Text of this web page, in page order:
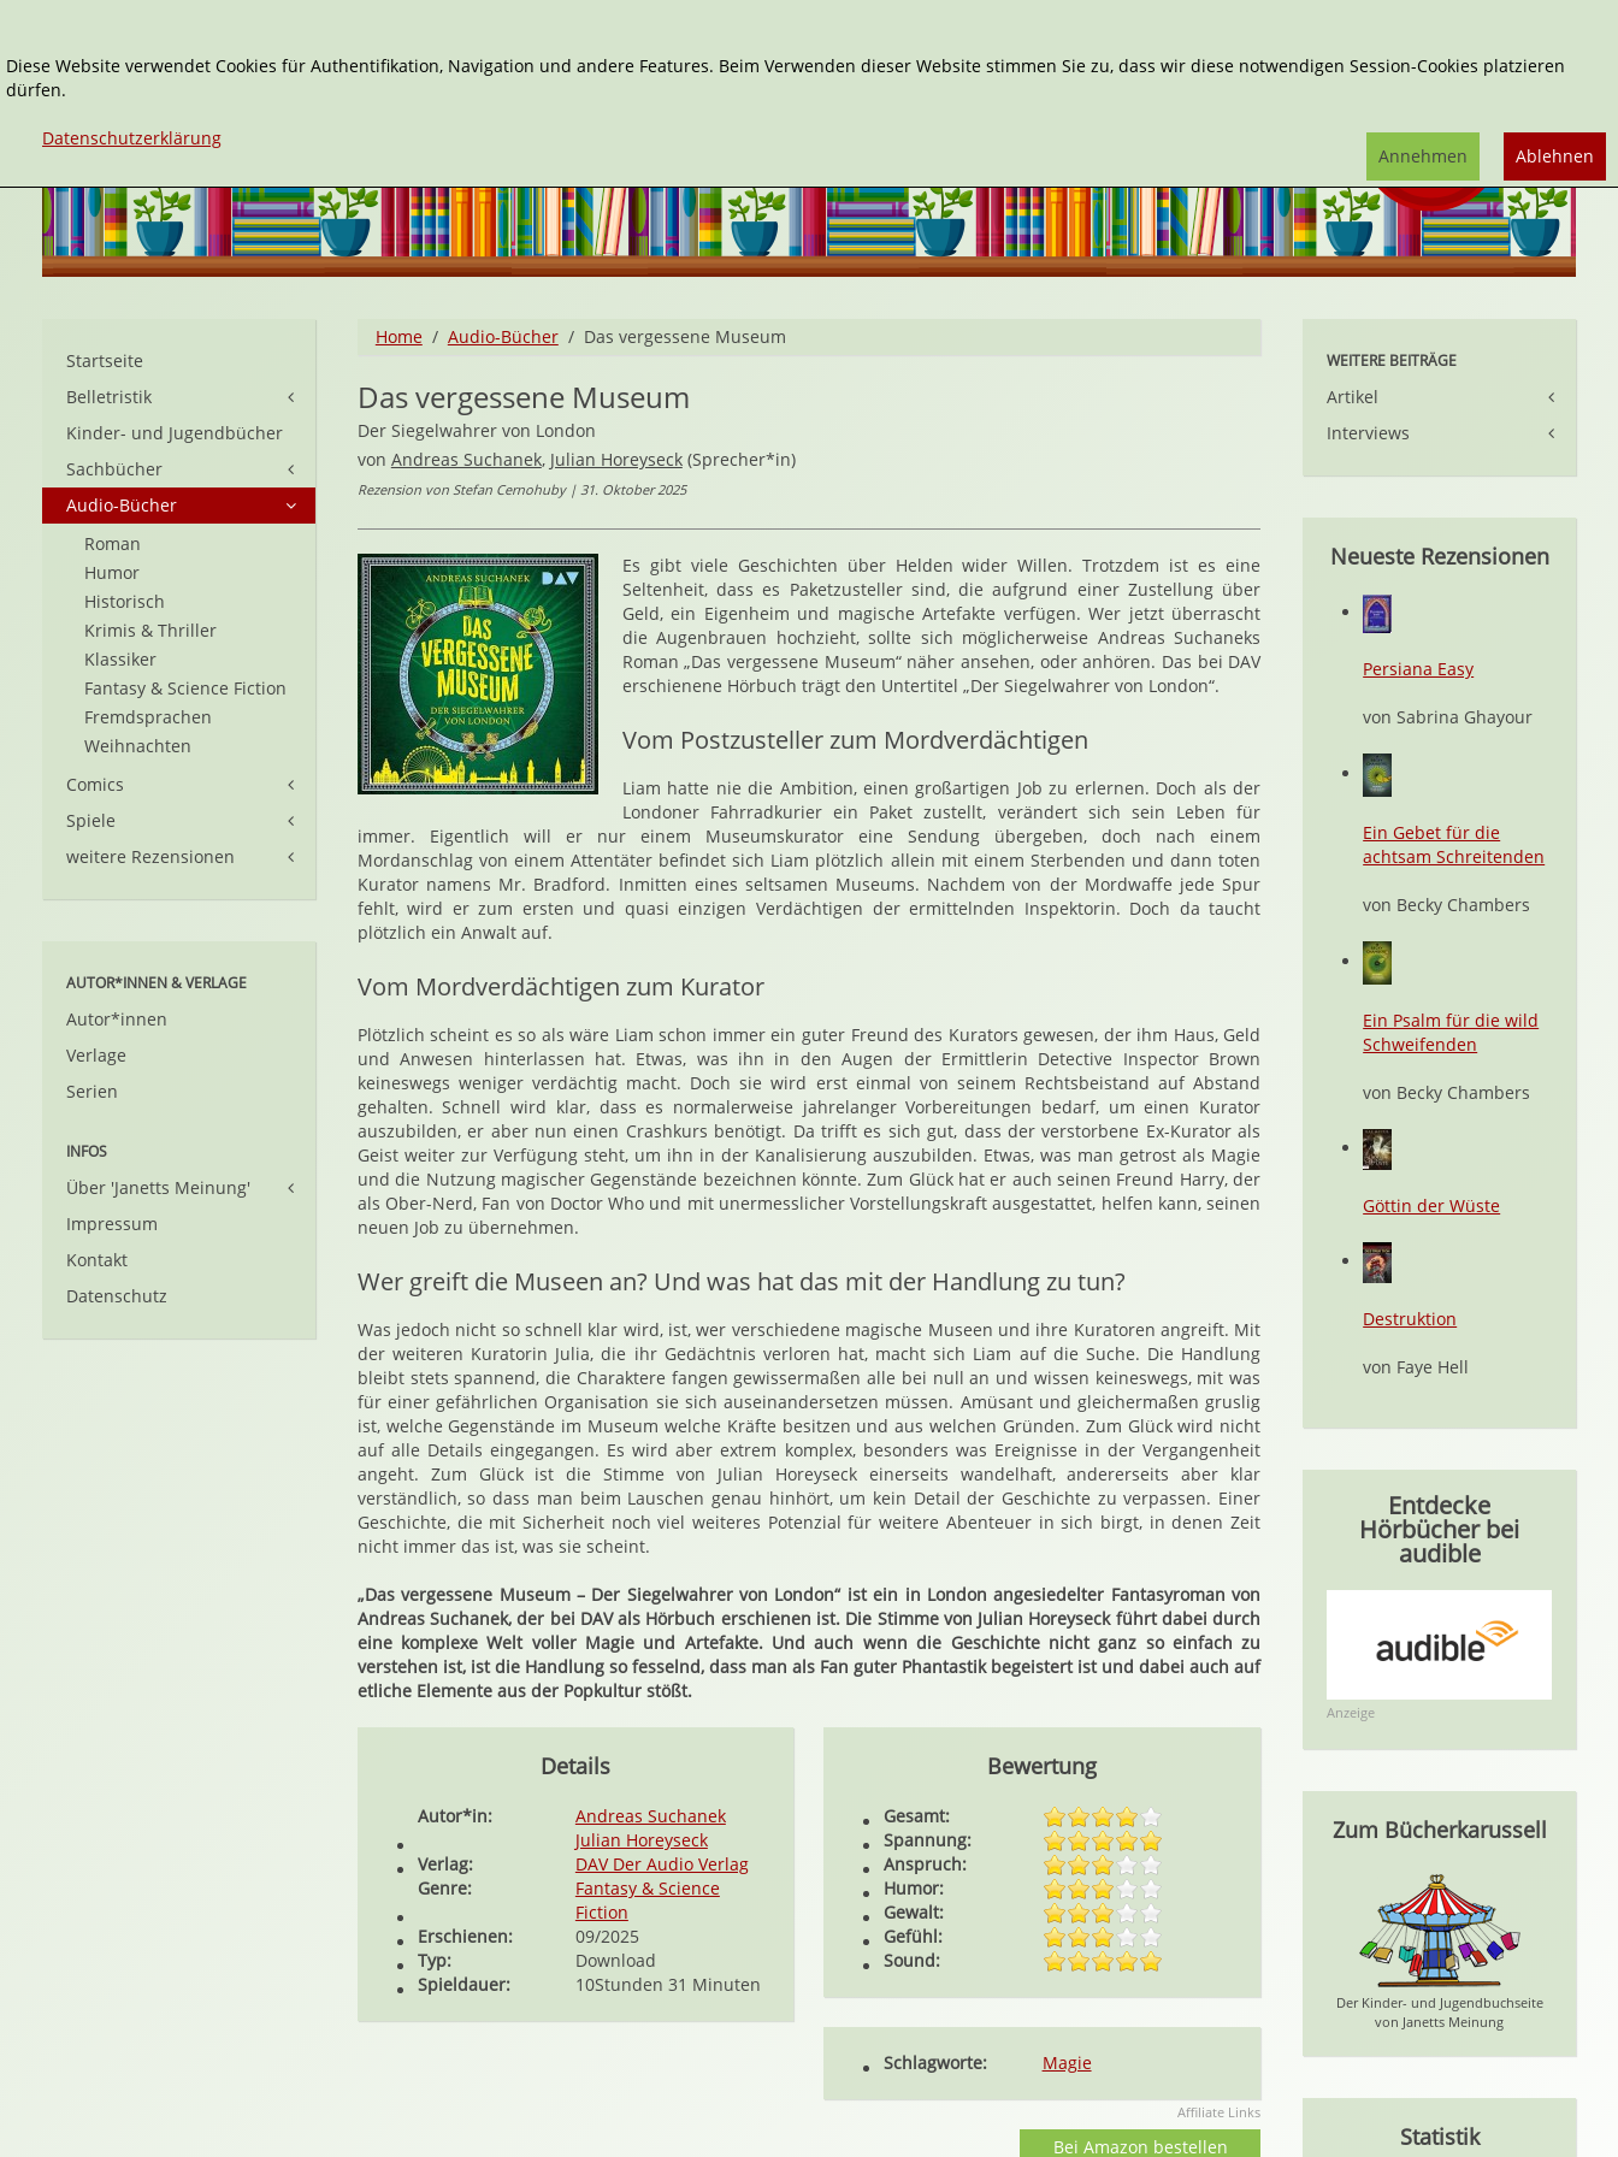
Home Audio-Bücher Das vergessene Museum
Das vergessene Museum
Der Siegelwahrer von London
von Andreas Suchanek, Julian Horeyseck(Sprecher*in)
Rezension von Stefan Cernohuby | 31. Oktober 2025
Es gibt viele Geschichten über Helden wider Willen. Trotzdem ist es eine
Seltenheit, dass es Paketzusteller sind, die aufgrund einer Zustellung über
Geld, ein Eigenheim und magische Artefakte verfügen. Wer jetzt überrascht
die Augenbrauen hochzieht, sollte sich möglicherweise Andreas Suchaneks
Roman „Das vergessene Museum“ näher ansehen, oder anhören. Das bei DAV
erschienene Hörbuch trägt den Untertitel „Der Siegelwahrer von London“.
Vom Postzusteller zum Mordverdächtigen
Liam hatte nie die Ambition, einen großartigen Job zu erlernen. Doch als der
Londoner Fahrradkurier ein Paket zustellt, verändert sich sein Leben für
immer. Eigentlich will er nur einem Museumskurator eine Sendung übergeben, doch nach einem
Mordanschlag von einem Attentäter befindet sich Liam plötzlich allein mit einem Sterbenden und dann toten
Kurator namens Mr. Bradford. Inmitten eines seltsamen Museums. Nachdem von der Mordwaffe jede Spur
fehlt, wird er zum ersten und quasi einzigen Verdächtigen der ermittelnden Inspektorin. Doch da taucht
plötzlich ein Anwalt auf.
Vom Mordverdächtigen zum Kurator
Plötzlich scheint es so als wäre Liam schon immer ein guter Freund des Kurators gewesen, der ihm Haus, Geld
und Anwesen hinterlassen hat. Etwas, was ihn in den Augen der Ermittlerin Detective Inspector Brown
keineswegs weniger verdächtig macht. Doch sie wird erst einmal von seinem Rechtsbeistand auf Abstand
gehalten. Schnell wird klar, dass es normalerweise jahrelanger Vorbereitungen bedarf, um einen Kurator
auszubilden, er aber nun einen Crashkurs benötigt. Da trifft es sich gut, dass der verstorbene Ex-Kurator als
Geist weiter zur Verfügung steht, um ihn in der Kanalisierung auszubilden. Etwas, was man getrost als Magie
und die Nutzung magischer Gegenstände bezeichnen könnte. Zum Glück hat er auch seinen Freund Harry, der
als Ober-Nerd, Fan von Doctor Who und mit unermesslicher Vorstellungskraft ausgestattet, helfen kann, seinen
neuen Job zu übernehmen.
Wer greift die Museen an? Und was hat das mit der Handlung zu tun?
Was jedoch nicht so schnell klar wird, ist, wer verschiedene magische Museen und ihre Kuratoren angreift. Mit
der weiteren Kuratorin Julia, die ihr Gedächtnis verloren hat, macht sich Liam auf die Suche. Die Handlung
bleibt stets spannend, die Charaktere fangen gewissermaßen alle bei null an und wissen keineswegs, mit was
für einer gefährlichen Organisation sie sich auseinandersetzen müssen. Amüsant und gleichermaßen gruslig
ist, welche Gegenstände im Museum welche Kräfte besitzen und aus welchen Gründen. Zum Glück wird nicht
auf alle Details eingegangen. Es wird aber extrem komplex, besonders was Ereignisse in der Vergangenheit
angeht. Zum Glück ist die Stimme von Julian Horeyseck einerseits wandelhaft, andererseits aber klar
verständlich, so dass man beim Lauschen genau hinhört, um kein Detail der Geschichte zu verpassen. Einer
Geschichte, die mit Sicherheit noch viel weiteres Potenzial für weitere Abenteuer in sich birgt, in denen Zeit
nicht immer das ist, was sie scheint.
„Das vergessene Museum – Der Siegelwahrer von London“ ist ein in London angesiedelter Fantasyroman von
Andreas Suchanek, der bei DAV als Hörbuch erschienen ist. Die Stimme von Julian Horeyseck führt dabei durch
eine komplexe Welt voller Magie und Artefakte. Und auch wenn die Geschichte nicht ganz so einfach zu
verstehen ist, ist die Handlung so fesselnd, dass man als Fan guter Phantastik begeistert ist und dabei auch auf
etliche Elemente aus der Popkultur stößt.
Details
Autor*in:
Andreas Suchanek
Julian Horeyseck
Verlag:
DAV Der Audio Verlag
Genre:
Fantasy & Science
Fiction
Erschienen:
09/2025
Typ:
Download
Spieldauer:
10Stunden 31 Minuten
Bewertung
Gesamt:
Spannung:
Anspruch:
Humor:
Gewalt:
Gefühl:
Sound:
Schlagworte: Magie
Affiliate Links
Bei Amazon bestellen
Startseite
Belletristik
Kinder- und Jugendbücher
Sachbücher
Audio-Bücher
Roman
Humor
Historisch
Krimis & Thriller
Klassiker
Fantasy & Science Fiction
Fremdsprachen
Weihnachten
Comics
Spiele
weitere Rezensionen
AUTOR*INNEN & VERLAGE
Autor*innen
Verlage
Serien
INFOS
Über 'Janetts Meinung'
Impressum
Kontakt
Datenschutz
WEITERE BEITRÄGE
Artikel
Interviews
Neueste Rezensionen
Persiana Easy
von Sabrina Ghayour
Ein Gebet für die
achtsam Schreitenden
von Becky Chambers
Ein Psalm für die wild
Schweifenden
von Becky Chambers
Göttin der Wüste
Destruktion
von Faye Hell
Entdecke
Hörbücher bei
audible
Anzeige
Zum Bücherkarussell
Der Kinder- und Jugendbuchseite
von Janetts Meinung
Statistik
Diese Website verwendet Cookies für Authentifikation, Navigation und andere Features. Beim Verwenden dieser Website stimmen Sie zu, dass wir diese notwendigen Session-Cookies platzieren
dürfen.
Datenschutzerklärung
Ablehnen
Annehmen